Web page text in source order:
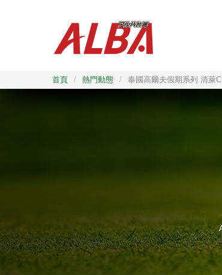
首頁 / 熱門動態 / 泰國高爾夫假期系列 清萊